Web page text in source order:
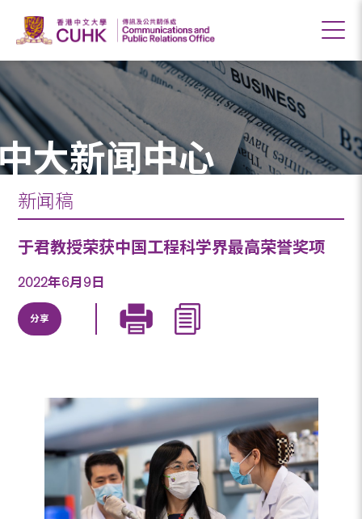
大新闻中心
新闻稿
于君教授荣获中国工程科学界最高荣誉奖项
2022年6月9日
分享